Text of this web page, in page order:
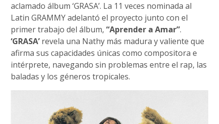
aclamado álbum ‘GRASA’. La 11 veces nominada al
Latin GRAMMY adelantó el proyecto junto con el
primer trabajo del álbum,“Aprender a Amar”.
‘GRASA’revela una Nathy más madura y valiente que
afirma sus capacidades únicas como compositora e
intérprete, navegando sin problemas entre el rap, las
baladas y los géneros tropicales.